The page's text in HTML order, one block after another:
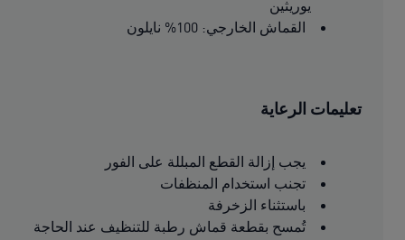
يوريثين
القماش الخارجي: 100% نايلون
تعليمات الرعاية
يجب إزالة القطع المبللة على الفور
تجنب استخدام المنظفات
باستثناء الزخرفة
تُمسح بقطعة قماش رطبة للتنظيف عند الحاجة